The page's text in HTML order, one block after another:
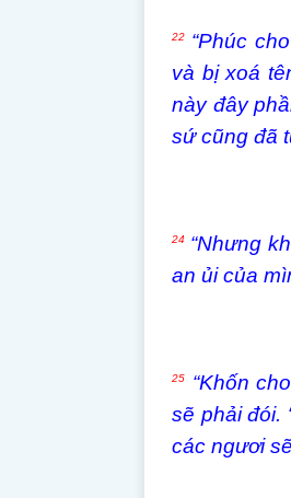
22
“Phúc
và bị xoá
này đây
sứ cũng đã
24
“Nhưng
an ủi của
25
“Khốn
sẽ phải đói.
các ngươi